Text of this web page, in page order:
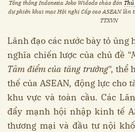
Tổng thống Indonesia Joko Widodo chào đón
dự phiên khai mạc Hội nghị Cấp cao ASEAN
TTXVN
Lãnh đạo các nước bày tỏ ủng
nghĩa chiến lược của chủ đề "
Tâm điểm của tăng trưởng", thể
thế của ASEAN, động lực cho
khu vực và toàn cầu. Các
đẩy mạnh hội nhập kinh tế
thương mại và đầu tư nội